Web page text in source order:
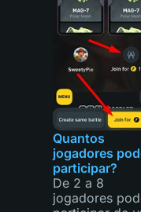
Quantos
jogadores
participar?
De 2 a 8
jogadores